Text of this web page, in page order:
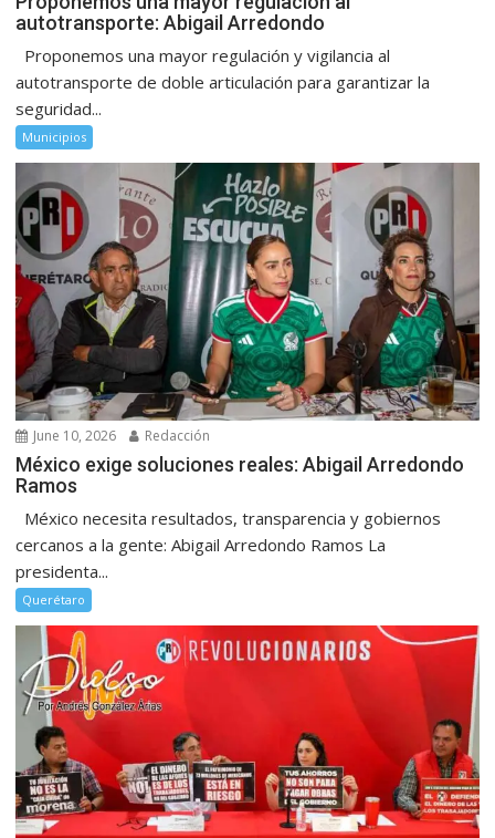
autotransporte: Abigail Arredondo
Proponemos una mayor regulación y vigilancia al
autotransporte de doble articulación para garantizar la
seguridad...
Municipios
June 10, 2026 Redacción
México exige soluciones reales: Abigail Arredondo
Ramos
México necesita resultados, transparencia y gobiernos
cercanos a la gente: Abigail Arredondo Ramos La
presidenta...
Querétaro